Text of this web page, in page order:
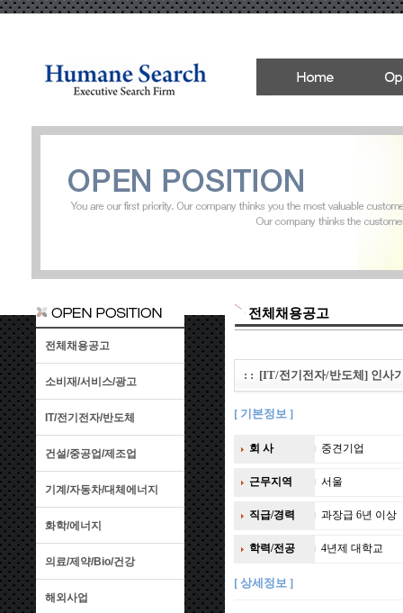
전체채용공고
소비재/서비스/광고
IT/전기전자/반도체
건설/중공업/제조업
기계/자동차/대체에너지
화학/에너지
의료/제약/Bio/건강
해외사업
전체채용공고
: : [IT/전기전자/반도체] 인사
[ 기본정보 ]
회 사 중견기업
근무지역 서울
직급/경력 과장급 6년 이상
학력/전공 4년제 대학교
[ 상세정보 ]